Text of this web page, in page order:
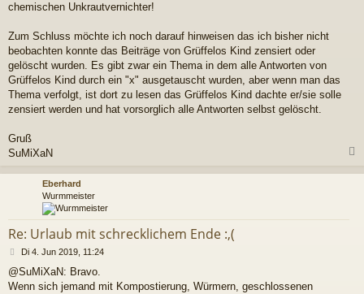
chemischen Unkrautvernichter!
Zum Schluss möchte ich noch darauf hinweisen das ich bisher nicht
beobachten konnte das Beiträge von Grüffelos Kind zensiert oder
gelöscht wurden. Es gibt zwar ein Thema in dem alle Antworten von
Grüffelos Kind durch ein "x" ausgetauscht wurden, aber wenn man das
Thema verfolgt, ist dort zu lesen das Grüffelos Kind dachte er/sie solle
zensiert werden und hat vorsorglich alle Antworten selbst gelöscht.
Gruß
SuMiXaN
c
Eberhard
Wurmmeister
Re: Urlaub mit schrecklichem Ende :,(
B
i
t
Di 4. Jun 2019, 11:24
@SuMiXaN: Bravo.
Wenn sich jemand mit Kompostierung, Würmern, geschlossenen